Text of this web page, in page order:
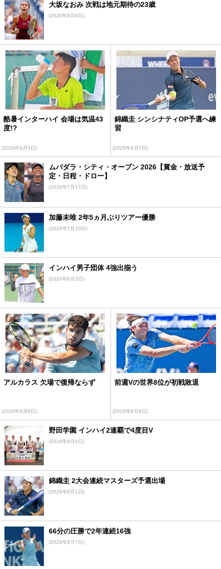
大坂なおみ 次戦は地元期待の23歳
(2026年8月8日)
酷暑インターハイ 会場は気温43
度!?
(2026年8月3日)
錦織圭 シンシナティOP予選へ練
習
(2026年8月7日)
ムバダラ・シティ・オープン 2026【賞金・放送予
定・日程・ドロー】
(2026年7月17日)
加藤未唯 2年5ヵ月ぶりツアー優勝
(2026年7月20日)
インハイ男子団体 4強出揃う
(2026年8月3日)
アルカラス 欠場で復帰ならず
(2026年8月6日)
前週Vの世界8位が初戦敗退
(2026年8月6日)
野田学園 インハイ2連覇で4度目V
(2026年8月4日)
錦織圭 2大会連続マスターズ予選出場
(2026年8月1日)
66分の圧勝で2年連続16強
(2026年8月7日)